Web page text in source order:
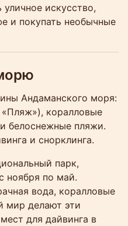
искусство,
и покупать необычные
Андаманского моря:
коралловые
белоснежные пляжи.
и снорклинга.
парк,
ноября по май.
вода, коралловые
мир делают эти
для дайвинга в